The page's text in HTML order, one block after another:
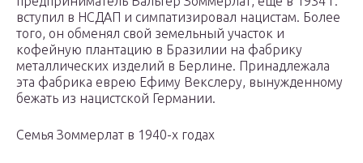
вступил в НСДАП и симпатизировал нацистам. Более
того, он обменял свой земельный участок и
кофейную плантацию в Бразилии на фабрику
металлических изделий в Берлине. Принадлежала
эта фабрика еврею Ефиму Векслеру, вынужденному
бежать из нацистской Германии.
Семья Зоммерлат в 1940-х годах